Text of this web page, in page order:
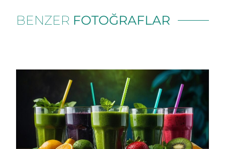
BENZER FOTOĞRAFLAR